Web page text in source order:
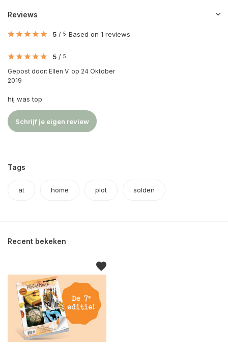
Reviews
5 / 5 Based on 1 reviews
5 / 5
Gepost door: Ellen V. op 24 Oktober
2019
hij was top
Schrijf je eigen review
Tags
at home plot solden
Recent bekeken